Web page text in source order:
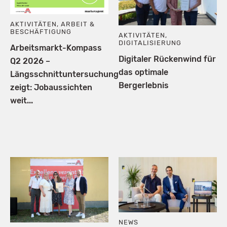
AKTIVITÄTEN,ARBEIT &
BESCHÄFTIGUNG
Arbeitsmarkt-Kompass
Q2 2026 –
Längsschnittuntersuchung
zeigt: Jobaussichten
weit...
AKTIVITÄTEN ,
DIGITALISIERUNG
Digitaler Rückenwind für
das optimale
Bergerlebnis
NEWS